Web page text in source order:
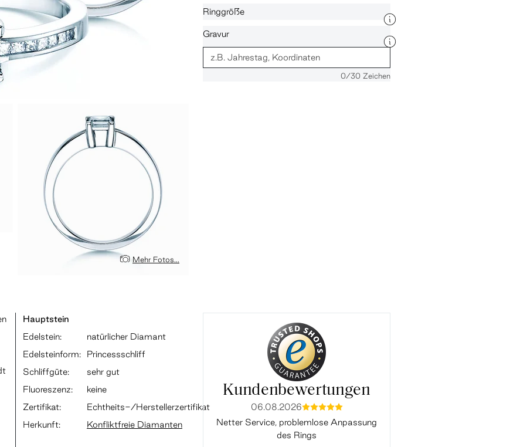
Mehr Fotos...
Ringgröße
Gravur
0/30 Zeichen
Hauptstein
Edelstein:
natürlicher Diamant
Edelsteinform:
Princessschliff
Schliffgüte:
sehr gut
Fluoreszenz:
keine
Zertifikat:
Echtheits-/Herstellerzertifikat
Herkunft:
Konfliktfreie Diamanten
Kundenbewertungen
06.08.2026mmmmm
Netter Service, problemlose Anpassung
des Rings